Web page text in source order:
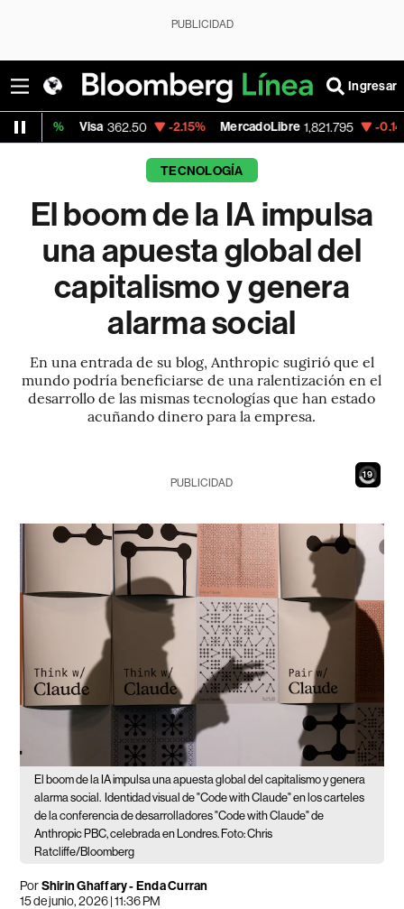
PUBLICIDAD
Ingresar
362.50 -2.15% MercadoLibre 1,821.795 -0.14%
TECNOLOGÍA
El boom de la IA impulsa
una apuesta global del
capitalismo y genera
alarma social
En una entrada de su blog, Anthropic sugirió que el
mundo podría beneficiarse de una ralentización en el
desarrollo de las mismas tecnologías que han estado
acuñando dinero para la empresa.
18
PUBLICIDAD
El boom de la IA impulsa una apuesta global del capitalismo y genera
alarma social. Identidad visual de "Code with Claude" en los carteles
de la conferencia de desarrolladores "Code with Claude" de
Anthropic PBC, celebrada en Londres. Foto: Chris
Ratcliffe/Bloomberg
PorShirin Ghaffary - Enda Curran
15 de junio, 2026 | 11:36 PM